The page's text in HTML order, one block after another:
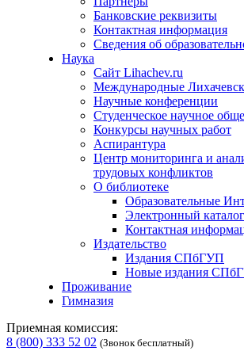
Банковские реквизиты
Контактная информация
Сведения об
Наука
Сайт Lihachev.ru
Международные
Научные конференции
Студенческое научное
Конкурсы научных работ
Аспирантура
Центр мониторинга и
трудовых конфликтов
О библиотеке
Образовательные
Электронный каталог
Контактная
Издательство
Издания СПбГУП
Новые издания
Проживание
Гимназия
Приемная комиссия:
8 (800) 333 52 02 (Звонок бесплатный)